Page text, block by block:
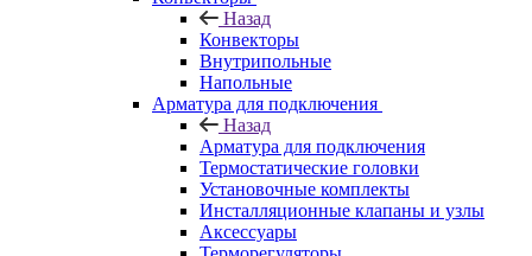
Назад
Конвекторы
Внутрипольные
Напольные
Арматура для подключения
Назад
Арматура для подключения
Термостатические головки
Установочные комплекты
Инсталляционные клапаны и узлы
Аксессуары